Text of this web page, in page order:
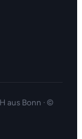
aus Bonn · ©